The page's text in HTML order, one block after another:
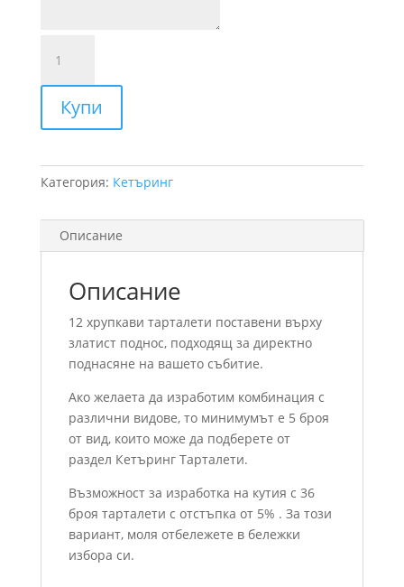
Маслинова
паста
и
Купи
Категория: Кетъринг
Описание
Описание
12 хрупкави тарталети поставени върху
златист поднос, подходящ за директно
поднасяне на вашето събитие.
Ако желаета да изработим комбинация с
различни видове, то минимумът е 5 броя
от вид, които може да подберете от
раздел Кетъринг Тарталети.
Възможност за изработка на кутия с 36
броя тарталети с отстъпка от 5% . За този
вариант, моля отбележете в бележки
избора си.